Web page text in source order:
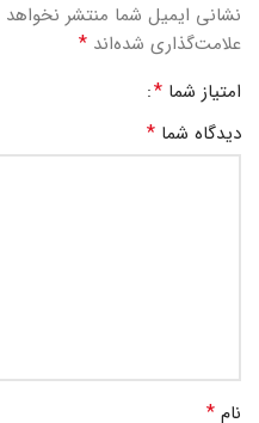
نشانی ایمیل شما منتشر
علامت‌گذاری شده‌اند *
امتیاز شما *
دیدگاه شما *
نام *